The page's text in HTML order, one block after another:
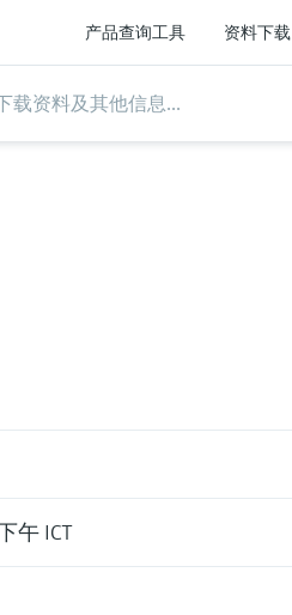
产品查询工具 资料下载
午 ICT